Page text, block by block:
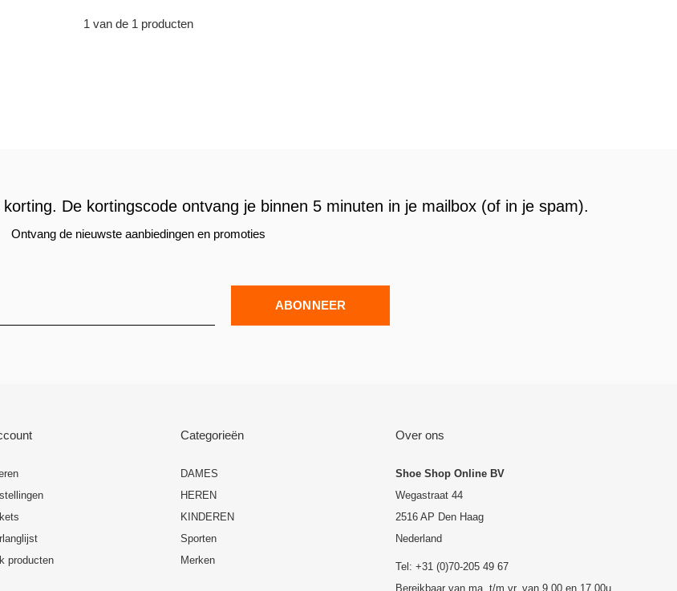
1 van de 1 producten
De kortingscode ontvang je binnen 5 minuten in je mailbox (of in je spam).
Ontvang de nieuwste aanbiedingen en promoties
ABONNEER
producten
Categorieën
DAMES
HEREN
KINDEREN
Sporten
Merken
Over ons
Shoe Shop Online BV
Wegastraat 44
2516 AP Den Haag
Nederland
Tel: +31 (0)70-205 49 67
Bereikbaar van ma. t/m vr. van 9.00 en 17.00u